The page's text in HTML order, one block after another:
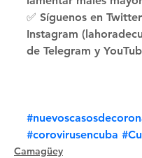
✅ Síguenos en
Instagram
de Telegram y
#corovirusencuba
Camagüey